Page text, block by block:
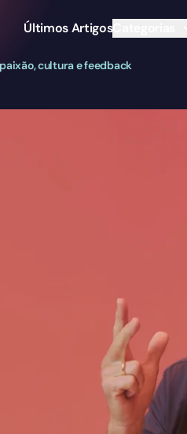
Últimos Artigos
cultura e feedback